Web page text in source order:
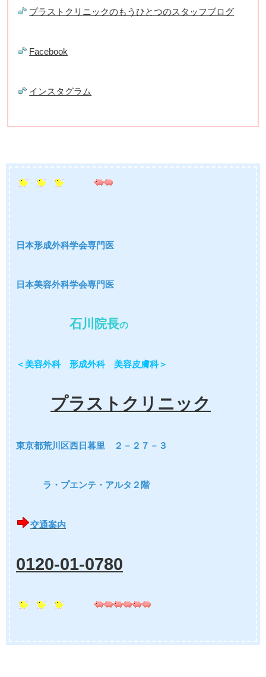
プラストクリニックのもうひとつのスタッフブログ
Facebook
インスタグラム
日本形成外科学会専門医
日本美容外科学会専門医
石川院長の
＜美容外科 形成外科 美容皮膚科＞
プラストクリニック
東京都荒川区西日暮里 ２－２７－３
ラ・プエンテ・アルタ２階
交通案内
0120-01-0780